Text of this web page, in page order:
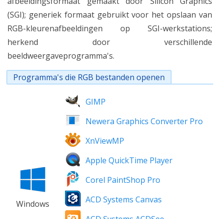
(SGI); generiek formaat gebruikt voor het opslaan van
RGB-kleurenafbeeldingen op SGI-werkstations;
herkend door verschillende
beeldweergaveprogramma's.
Programma's die RGB bestanden openen
Windows
GIMP
Newera Graphics Converter Pro
XnViewMP
Apple QuickTime Player
Corel PaintShop Pro
ACD Systems Canvas